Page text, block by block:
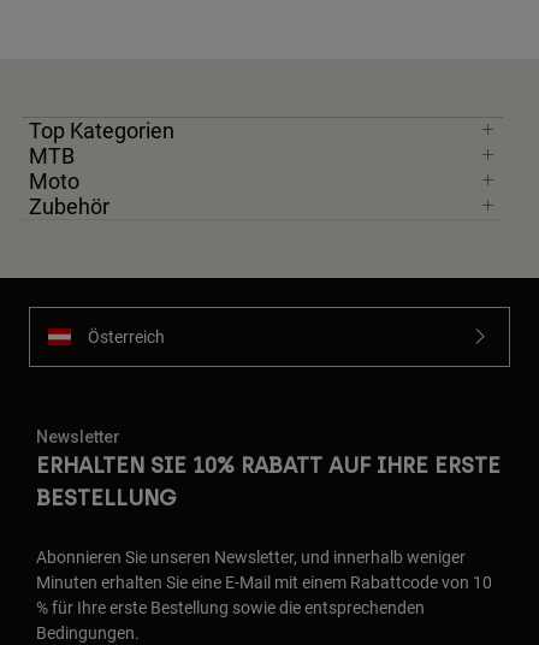
Top Kategorien
MTB
Moto
Zubehör
Österreich
Newsletter
ERHALTEN SIE 10% RABATT AUF IHRE ERSTE
BESTELLUNG
Abonnieren Sie unseren Newsletter, und innerhalb weniger
Minuten erhalten Sie eine E-Mail mit einem Rabattcode von 10
% für Ihre erste Bestellung sowie die entsprechenden
Bedingungen.